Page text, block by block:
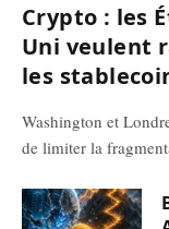
Crypto : les
Uni veulent
les
Washington et
de limiter la